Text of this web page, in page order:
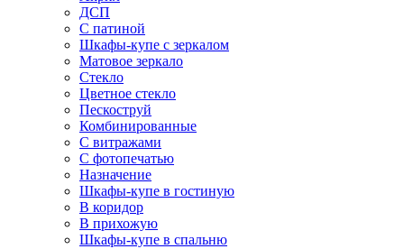
ДСП
С патиной
Шкафы-купе с зеркалом
Матовое зеркало
Стекло
Цветное стекло
Пескоструй
Комбинированные
С витражами
С фотопечатью
Назначение
Шкафы-купе в гостиную
В коридор
В прихожую
Шкафы-купе в спальню